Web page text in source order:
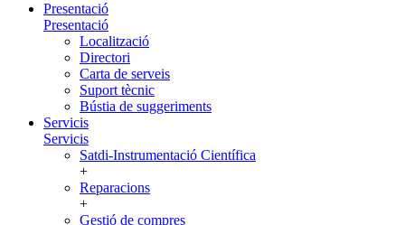
Presentació
Presentació
Localització
Directori
Carta de serveis
Suport tècnic
Bústia de suggeriments
Servicis
Servicis
Satdi-Instrumentació Científica
+
Reparacions
+
Gestió de compres